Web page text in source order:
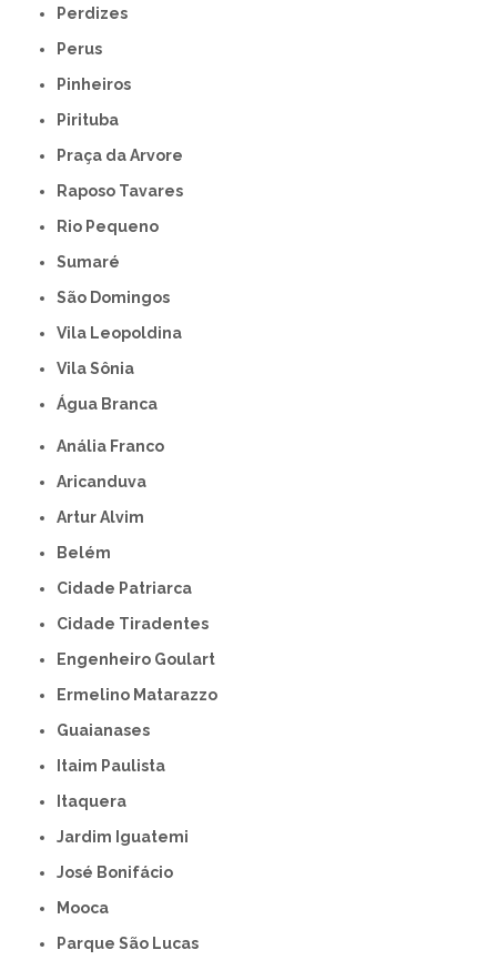
Perdizes
Perus
Pinheiros
Pirituba
Praça da Arvore
Raposo Tavares
Rio Pequeno
Sumaré
São Domingos
Vila Leopoldina
Vila Sônia
Água Branca
Anália Franco
Aricanduva
Artur Alvim
Belém
Cidade Patriarca
Cidade Tiradentes
Engenheiro Goulart
Ermelino Matarazzo
Guaianases
Itaim Paulista
Itaquera
Jardim Iguatemi
José Bonifácio
Mooca
Parque São Lucas